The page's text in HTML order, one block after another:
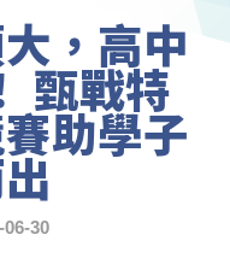
，高中
甄戰特
助學子
06-30